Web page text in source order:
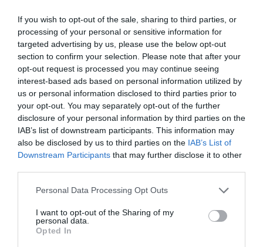
If you wish to opt-out of the sale, sharing to third parties, or
processing of your personal or sensitive information for
targeted advertising by us, please use the below opt-out
section to confirm your selection. Please note that after your
opt-out request is processed you may continue seeing
interest-based ads based on personal information utilized by
us or personal information disclosed to third parties prior to
your opt-out. You may separately opt-out of the further
disclosure of your personal information by third parties on the
IAB’s list of downstream participants. This information may
also be disclosed by us to third parties on the IAB’s List of
Downstream Participants that may further disclose it to other
Personal Data Processing Opt Outs
I want to opt-out of the Sharing of my
personal data.
Opted In
60 λεπτά με τον Αλέκο Συσσοβίτη: Τα ταξίδια
που τον σημάδεψαν, οι απώλειες της ζωής του
και το ανικανοποίητο που τον θρέφει